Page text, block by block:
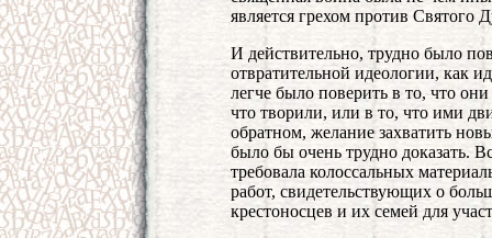
является грехом против Святого
И действительно, трудно было
отвратительной идеологии, как
легче было поверить в то, что
что творили, или в то, что ими
обратном, желание захватить
было бы очень трудно доказать.
требовала колоссальных
работ, свидетельствующих о
крестоносцев и их семей для